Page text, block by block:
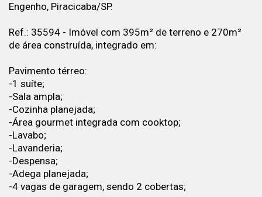
Engenho, Piracicaba/SP.
Ref.: 35594 - Imóvel com 395m² de terreno e 270m²
de área construída, integrado em:
Pavimento térreo:
-1 suíte;
-Sala ampla;
-Cozinha planejada;
-Área gourmet integrada com cooktop;
-Lavabo;
-Lavanderia;
-Despensa;
-Adega planejada;
-4 vagas de garagem, sendo 2 cobertas;